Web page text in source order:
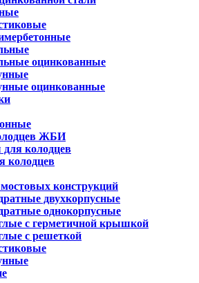
оцинкованные
оцинкованные
ЖБИ
колодцев
колодцев
конструкций
двухкорпусные
однокорпусные
с герметичной крышкой
с решеткой